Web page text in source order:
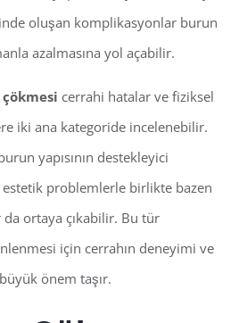
oluşan komplikasyonlar burun
azalmasına yol açabilir.
cerrahi hatalar ve fiziksel
iki ana kategoride incelenebilir.
yapısının destekleyici
estetik problemlerle birlikte bazen
ortaya çıkabilir. Bu tür
için cerrahın deneyimi ve
önem taşır.